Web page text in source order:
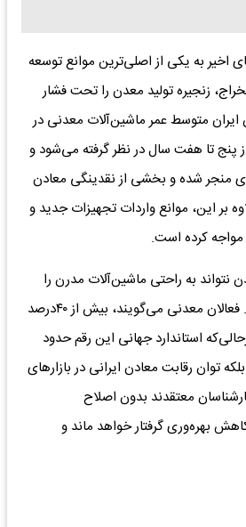
به یکی از اصلی‌ترین موانع توسعه
زنجیره تولید معدن را تحت فشار
ایران متوسط عمر ماشین‌آلات معدنی در
از پنج تا هفت سال در نظر گرفته می‌شود و
منجر شده و بخشی از نقدینگی معادن
بر این، موانع واردات تجهیزات جدید و
کرده است.
به راحتی ماشین‌آلات مدرن را
جایگزین نمونه‌های فرسوده کند و در نتیجه بهره‌وری استخراج به شدت کاهش یافته است. فعالان معدنی می‌گویند، بیش از ۴۰درصد
استاندارد جهانی این رقم حدود
توان رقابت معادن ایرانی در بازارهای
معتقدند بدون اصلاح
بهره‌وری گرفتار خواهد ماند و